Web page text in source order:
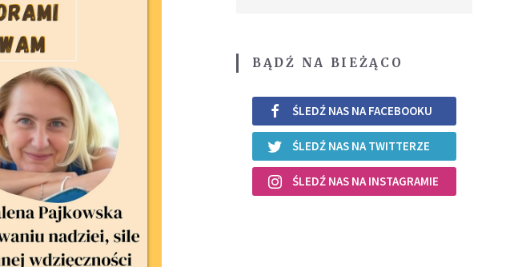
BĄDŹ NA BIEŻĄCO
ŚLEDŹ NAS NA FACEBOOKU
ŚLEDŹ NAS NA TWITTERZE
ŚLEDŹ NAS NA INSTAGRAMIE